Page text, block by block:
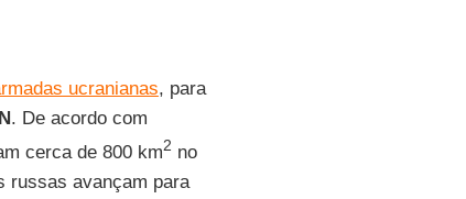
ucranianas, para
. De acordo com
cerca de 800 km2 no
russas avançam para